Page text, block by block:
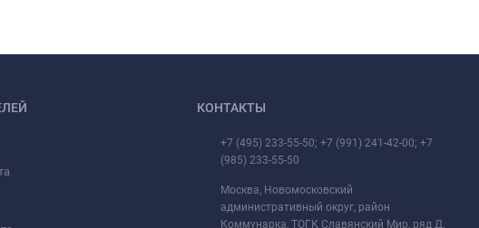
КОНТАКТЫ
+7 (495) 233-55-50; +7 (991) 241-42-00; +7
(985) 233-55-50
Москва, Новомосковский
административный округ, район
Коммунарка, ТОГК Славянский Мир, ряд Д,